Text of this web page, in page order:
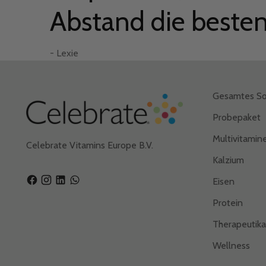
Abstand die
- Lexie
– Brooke F.
- Jennifer M.
– Candis T.
– Gordon E.
- Lexie
Celebrate Vitamins Europe B.V.
Gesamtes
Probepaket
Kalzium
Eisen
Protein
Therapeutika
Wellness